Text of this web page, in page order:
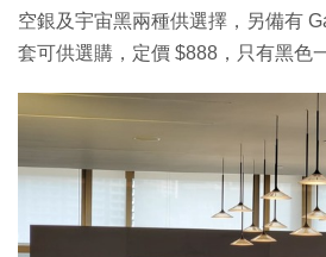
空銀及宇宙黑兩種供選擇，另備有
套可供選購，定價 $888，只有黑色